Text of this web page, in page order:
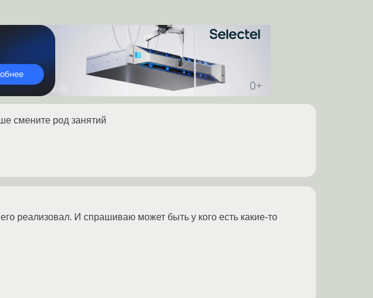
смените род занятий
реализовал. И спрашиваю может быть у кого есть какие-то